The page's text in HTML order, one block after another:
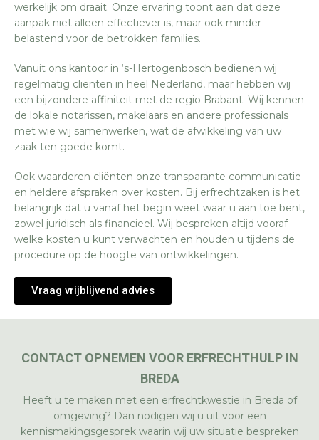
werkelijk om draait. Onze ervaring toont aan dat deze
aanpak niet alleen effectiever is, maar ook minder
belastend voor de betrokken families.
Vanuit ons kantoor in ‘s-Hertogenbosch bedienen wij
regelmatig cliënten in heel Nederland, maar hebben wij
een bijzondere affiniteit met de regio Brabant. Wij kennen
de lokale notarissen, makelaars en andere professionals
met wie wij samenwerken, wat de afwikkeling van uw
zaak ten goede komt.
Ook waarderen cliënten onze transparante communicatie
en heldere afspraken over kosten. Bij erfrechtzaken is het
belangrijk dat u vanaf het begin weet waar u aan toe bent,
zowel juridisch als financieel. Wij bespreken altijd vooraf
welke kosten u kunt verwachten en houden u tijdens de
procedure op de hoogte van ontwikkelingen.
Vraag vrijblijvend advies
CONTACT OPNEMEN VOOR ERFRECHTHULP IN
BREDA
Heeft u te maken met een erfrechtkwestie in Breda of
omgeving? Dan nodigen wij u uit voor een
kennismakingsgesprek waarin wij uw situatie bespreken